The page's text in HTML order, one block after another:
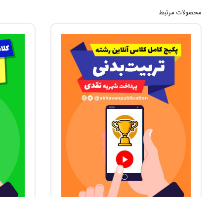
محصولات مرتبط